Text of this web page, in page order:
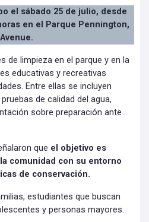
el sábado 25 de julio, desde
en el Parque Pennington,
de limpieza en el parque y en la
educativas y recreativas
Entre ellas se incluyen
de calidad del agua,
sobre preparación ante
que el objetivo es
comunidad con su entorno
de conservación.
estudiantes que buscan
y personas mayores.